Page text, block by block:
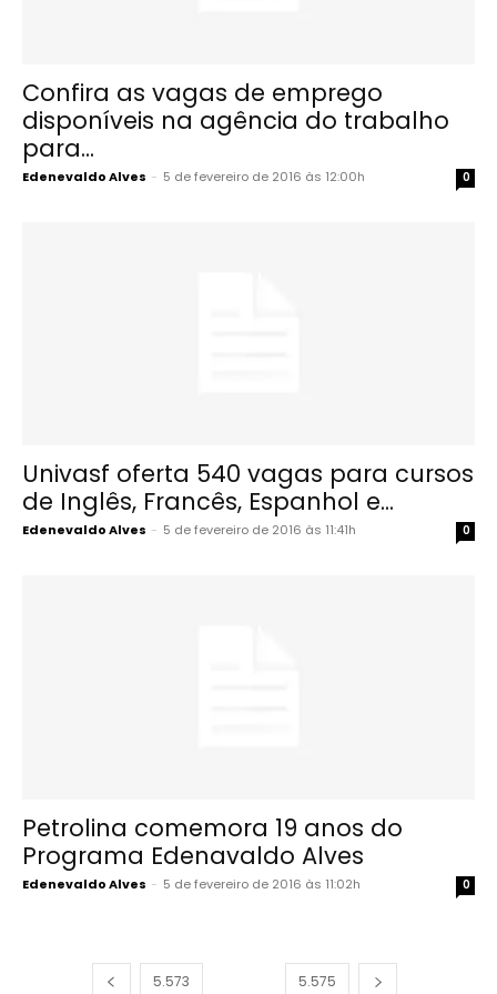
Confira as vagas de emprego
disponíveis na agência do trabalho
para...
Edenevaldo Alves - 5 de fevereiro de 2016 às 12:00h 0
Univasf oferta 540 vagas para cursos
de Inglês, Francês, Espanhol e...
Edenevaldo Alves - 5 de fevereiro de 2016 às 11:41h 0
Petrolina comemora 19 anos do
Programa Edenavaldo Alves
Edenevaldo Alves - 5 de fevereiro de 2016 às 11:02h 0
5.573 5.575